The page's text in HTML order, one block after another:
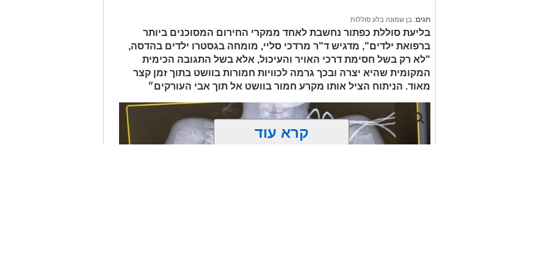
בפעילות נוספת של בלשי תחנת בית שמש, ובמסגרת מעקב סמוי אחר רכב החשוד
בסחר בסמים, זוהו על פי החשד שתי עסקאות סחר בחומרים אסורים. השוטרים
ביצעו את מעצר הנהגת, ובחיפוש ברכב נתפסו למעלה מ-2 ק"ג של חומרים
החשודים כסמים מסוכנים, טלפון נייד ו-1,700 ש"ח במזומן. החשודה (25) תושבת
העיר ירושלים נעצרה והועברה להמשיך טיפול חקירה.
מעצרם של החשודים הוארך בבית המשפט.
תגים: בן שמונה בלע סוללות
בליעת סוללת כפתור נחשבת לאחד ממקרי החירום המסוכנים ביותר
ברפואת ילדים", מדגיש ד"ר מרדכי סליי, מומחה בגסטרו ילדים בהדסה,
"לא רק בשל חסימת דרכי האויר והעיכול, אלא בשל התגובה הכימית
המקומית שהיא יצרה ובכך גרמה לכוויות חמורות בוושט בתוך זמן קצר
מאוד. הניתוח הציל אותו מקרע חמור בוושט אל תוך אבי העורקים״
קרא עוד